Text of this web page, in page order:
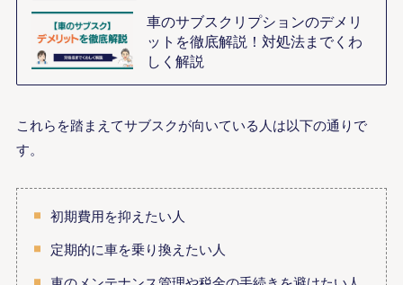
車のサブスクリプションのデメリ
ットを徹底解説！対処法までくわ
しく解説
これらを踏まえてサブスクが向いている人は以下の通りで
す。
初期費用を抑えたい人
定期的に車を乗り換えたい人